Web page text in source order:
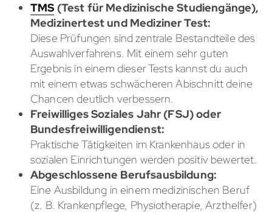
TMS (Test für Medizinische Studiengänge),
Medizinertest und Mediziner Test:
Diese Prüfungen sind zentrale Bestandteile des
Auswahlverfahrens. Mit einem sehr guten
Ergebnis in einem dieser Tests kannst du auch
mit einem etwas schwächeren Abischnitt deine
Chancen deutlich verbessern.
Freiwilliges Soziales Jahr (FSJ) oder
Bundesfreiwilligendienst:
Praktische Tätigkeiten im Krankenhaus oder in
sozialen Einrichtungen werden positiv bewertet.
Abgeschlossene Berufsausbildung:
Eine Ausbildung in einem medizinischen Beruf
(z. B. Krankenpflege, Physiotherapie, Arzthelfer)